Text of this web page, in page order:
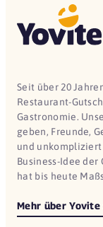
Seit über 20
Restaurant-
Gastronomie.
geben, Freunde,
und unkompliziert
Business-Idee
hat bis heute
Mehr über